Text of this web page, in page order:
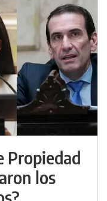
Propiedad
los